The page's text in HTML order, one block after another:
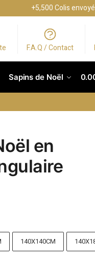
+5,500 Colis
F.A.Q / Contact
Sapins de Noël
en
140X140CM